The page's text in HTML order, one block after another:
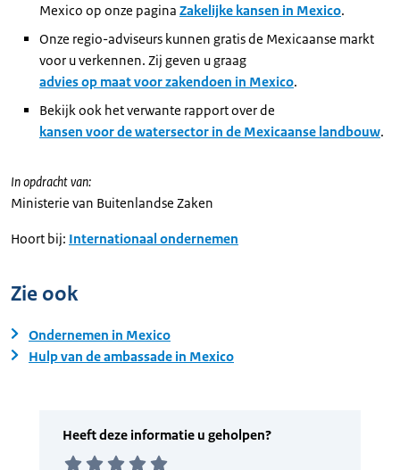
Mexico op onze pagina Zakelijke kansen in Mexico.
Onze regio-adviseurs kunnen gratis de Mexicaanse markt
voor u verkennen. Zij geven u graag
advies op maat voor zakendoen in Mexico.
Bekijk ook het verwante rapport over de
kansen voor de watersector in de Mexicaanse landbouw.
In opdracht van:
Ministerie van Buitenlandse Zaken
Hoort bij: Internationaal ondernemen
Zie ook
Ondernemen in Mexico
Hulp van de ambassade in Mexico